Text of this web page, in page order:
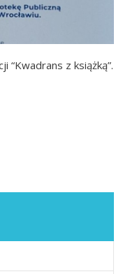
“Kwadrans z książką”.